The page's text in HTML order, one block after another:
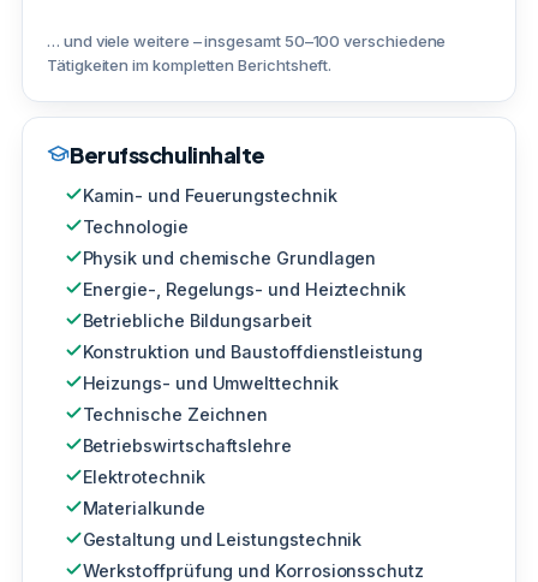
… und viele weitere – insgesamt 50–100 verschiedene
Tätigkeiten im kompletten Berichtsheft.
Berufsschulinhalte
Kamin- und Feuerungstechnik
Technologie
Physik und chemische Grundlagen
Energie-, Regelungs- und Heiztechnik
Betriebliche Bildungsarbeit
Konstruktion und Baustoffdienstleistung
Heizungs- und Umwelttechnik
Technische Zeichnen
Betriebswirtschaftslehre
Elektrotechnik
Materialkunde
Gestaltung und Leistungstechnik
Werkstoffprüfung und Korrosionsschutz